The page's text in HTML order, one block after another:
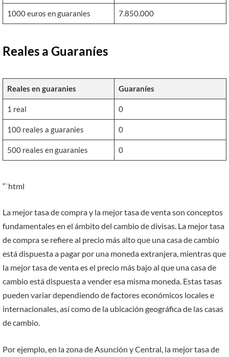
1000 euros en guaranies 7.850.000
Reales a Guaraníes
Reales en guaranies Guaraníes
1 real 0
100 reales a guaranies 0
500 reales en guaranies 0
“`html
La mejor tasa de compra y la mejor tasa de venta son conceptos
fundamentales en el ámbito del cambio de divisas. La mejor tasa
de compra se refiere al precio más alto que una casa de cambio
está dispuesta a pagar por una moneda extranjera, mientras que
la mejor tasa de venta es el precio más bajo al que una casa de
cambio está dispuesta a vender esa misma moneda. Estas tasas
pueden variar dependiendo de factores económicos locales e
internacionales, así como de la ubicación geográfica de las casas
de cambio.
Por ejemplo, en la zona de Asunción y Central, la mejor tasa de